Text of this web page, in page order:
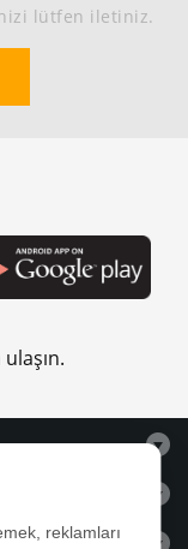
lütfen iletiniz.
reklamları